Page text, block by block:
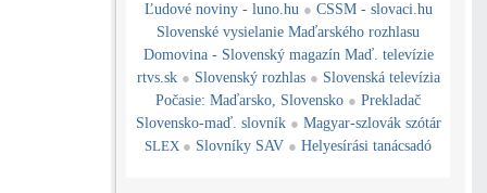
Ľudové noviny - luno.hu ● CSSM - slovaci.hu
Slovenské vysielanie Maďarského rozhlasu
Domovina - Slovenský magazín Maď. televízie
rtvs.sk ● Slovenský rozhlas ● Slovenská televízia
Počasie: Maďarsko, Slovensko ● Prekladač
Slovensko-maď. slovník ● Magyar-szlovák szótár
SLEX ● Slovníky SAV ● Helyesírási tanácsadó